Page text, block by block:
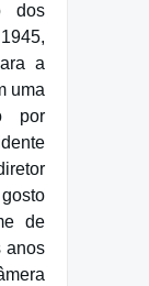
dos
a
uma
por
de
anos